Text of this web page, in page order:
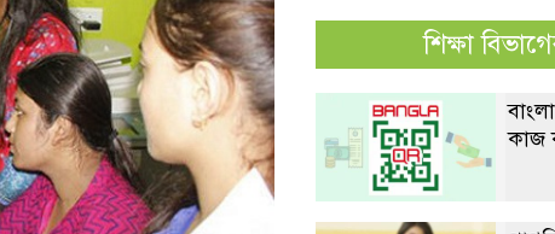
শিক্ষা
কাজ